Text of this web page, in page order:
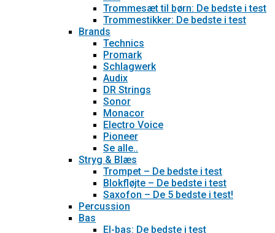
Trommesæt til børn: De bedste i test
Trommestikker: De bedste i test
Brands
Technics
Promark
Schlagwerk
Audix
DR Strings
Sonor
Monacor
Electro Voice
Pioneer
Se alle..
Stryg & Blæs
Trompet – De bedste i test
Blokfløjte – De bedste i test
Saxofon – De 5 bedste i test!
Percussion
Bas
El-bas: De bedste i test